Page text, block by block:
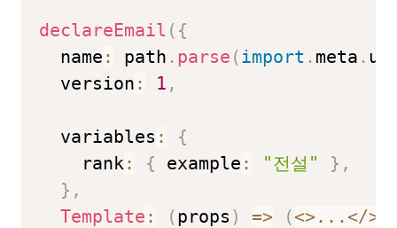
declareEmail ( {
  name
: path . parse (import . meta .
  version
: 1 ,
  variables
:
{
    rank
: { example : "전설" } ,
} ,
Template : (props ) => (<>... </>